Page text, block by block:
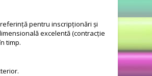
pentru inscripționări și
excelentă (contracție
timp.